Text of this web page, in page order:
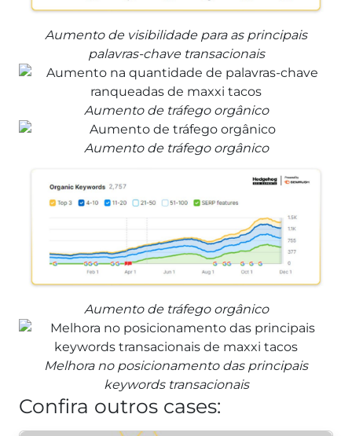
Aumento de visibilidade para as principais
palavras-chave transacionais
Aumento de tráfego orgânico
Aumento de tráfego orgânico
Aumento de tráfego orgânico
Melhora no posicionamento das principais
keywords transacionais
Confira outros cases: